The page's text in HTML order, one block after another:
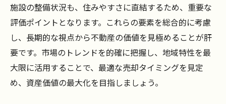
施設の整備状況も、住みやすさに直結するため、重要な
評価ポイントとなります。これらの要素を総合的に考慮
し、長期的な視点から不動産の価値を見極めることが肝
要です。市場のトレンドを的確に把握し、地域特性を最
大限に活用することで、最適な売却タイミングを見定
め、資産価値の最大化を目指しましょう。